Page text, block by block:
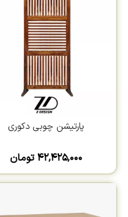
پارتیشن چوبی دکوری
۴۲,۴۲۵,۰۰۰ تومان